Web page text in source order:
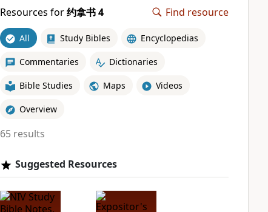
Resources for约拿书 4 Find resource
All Study Bibles Encyclopedias
Commentaries Dictionaries
Bible Studies Maps Videos
Overview
65 results
Suggested Resources